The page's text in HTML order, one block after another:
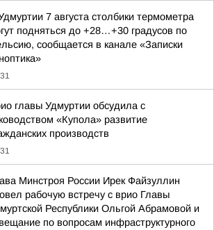
7 августа столбики термометра
подняться до +28…+30 градусов по
сообщается в канале «Записки
главы Удмуртии обсудила с
«Купола» развитие
производств
Минстроя России Ирек Файзуллин
рабочую встречу с врио Главы
Республики Ольгой Абрамовой и
по вопросам инфраструктурного